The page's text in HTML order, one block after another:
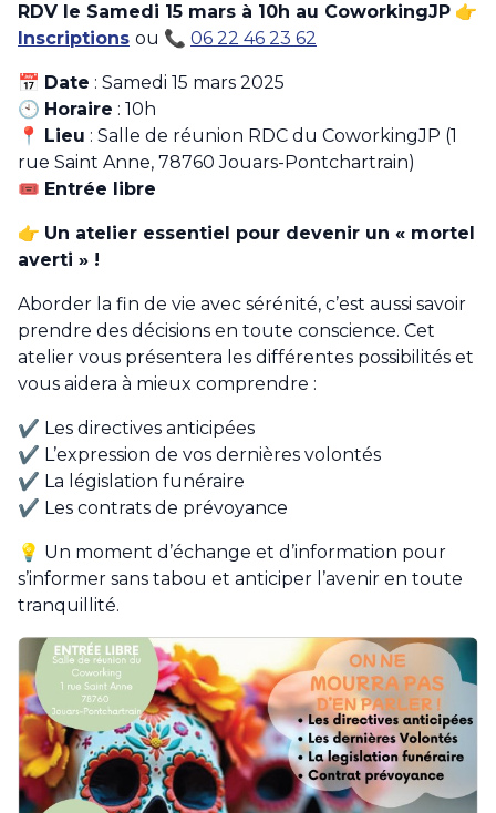
RDV le Samedi 15 mars à 10h au CoworkingJP 👉
Inscriptions ou 📞 06 22 46 23 62
📅 Date : Samedi 15 mars 2025
🕙 Horaire : 10h
📍 Lieu : Salle de réunion RDC du CoworkingJP (1
rue Saint Anne, 78760 Jouars-Pontchartrain)
🎟️ Entrée libre
👉 Un atelier essentiel pour devenir un « mortel
averti » !
Aborder la fin de vie avec sérénité, c’est aussi savoir
prendre des décisions en toute conscience. Cet
atelier vous présentera les différentes possibilités et
vous aidera à mieux comprendre :
✔️ Les directives anticipées
✔️ L’expression de vos dernières volontés
✔️ La législation funéraire
✔️ Les contrats de prévoyance
💡 Un moment d’échange et d’information pour
s’informer sans tabou et anticiper l’avenir en toute
tranquillité.